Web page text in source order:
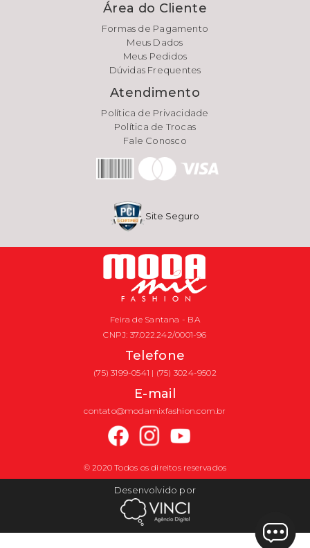
Área do Cliente
Formas de Pagamento
Meus Dados
Meus Pedidos
Dúvidas Frequentes
Atendimento
Política de Privacidade
Política de Trocas
Fale Conosco
Site Seguro
Feira de Santana - BA
CNPJ: 37.022.242/0001-96
Telefone
(75) 3199-0541 | (75) 3024-9502
E-mail
contato@modamixfashion.com.br
© 2020 Todos os direitos reservados
Desenvolvido por